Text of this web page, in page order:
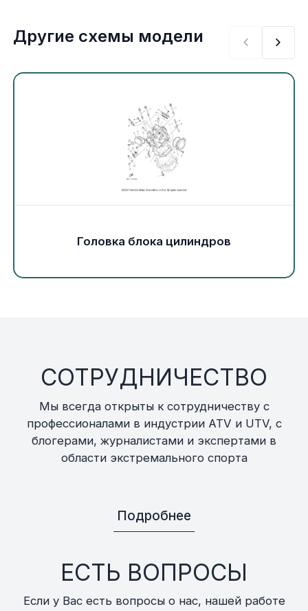
Электрика
Другое
Движители (гребные винты)
Швартовное оборудование
Якорное оборудование
Другие схемы модели
Головка блока цилиндров
СОТРУДНИЧЕСТВО
Мы всегда открыты к сотрудничеству с
профессионалами в индустрии ATV и UTV, с
блогерами, журналистами и экспертами в
области экстремального спорта
Подробнее
ЕСТЬ ВОПРОСЫ
Если у Вас есть вопросы о нас, нашей работе